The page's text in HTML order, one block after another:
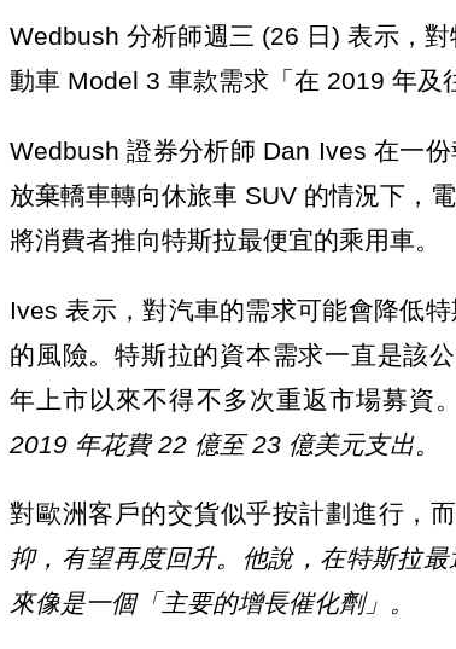
Wedbush 分析師週三 (26 日) 表示，
動車 Model 3 車款需求「在 2019 年及
Wedbush 證券分析師 Dan Ives 在一
放棄轎車轉向休旅車 SUV 的情況下，
將消費者推向特斯拉最便宜的乘用車。
Ives 表示，對汽車的需求可能會降低
的風險。特斯拉的資本需求一直是該
年上市以來不得不多次重返市場募資
2019 年花費 22 億至 23 億美元支出。
對歐洲客戶的交貨似乎按計劃進行，而
抑，有望再度回升。他說，在特斯拉
來像是一個「主要的增長催化劑」。